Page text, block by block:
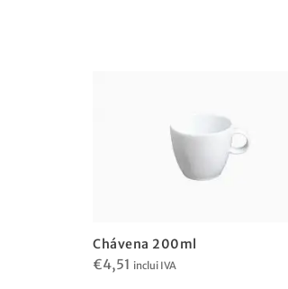
Chávena 200ml
€4,51 inclui IVA